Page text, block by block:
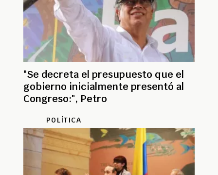
"Se decreta el presupuesto que el
gobierno inicialmente presentó al
Congreso:", Petro
POLÍTICA